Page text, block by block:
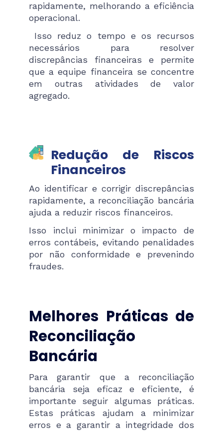
rapidamente, melhorando a eficiência
operacional.
Isso reduz o tempo e os recursos
necessários para resolver
discrepâncias financeiras e permite
que a equipe financeira se concentre
em outras atividades de valor
agregado.
Redução de Riscos
Financeiros
Ao identificar e corrigir discrepâncias
rapidamente, a reconciliação bancária
ajuda a reduzir riscos financeiros.
Isso inclui minimizar o impacto de
erros contábeis, evitando penalidades
por não conformidade e prevenindo
fraudes.
Melhores Práticas de
Reconciliação
Bancária
Para garantir que a reconciliação
bancária seja eficaz e eficiente, é
importante seguir algumas práticas.
Estas práticas ajudam a minimizar
erros e a garantir a integridade dos